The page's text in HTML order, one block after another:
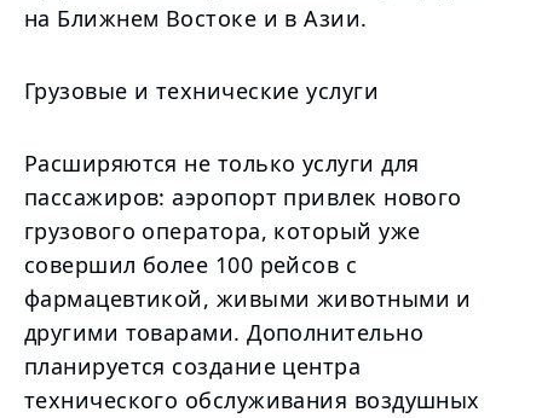
на Ближнем Востоке и в Азии.
Грузовые и технические услуги
Расширяются не только услуги для
пассажиров: аэропорт привлек нового
грузового оператора, который уже
совершил более 100 рейсов с
фармацевтикой, живыми животными и
другими товарами. Дополнительно
планируется создание центра
технического обслуживания воздушных